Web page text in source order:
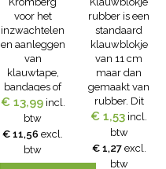
voor het
inzwachtelen
en aanleggen
van
klauwtape,
bandages of
beschermende
verbanden.
Afmeting:
4,5cm x 25m
€ 13,99 incl.
btw
€ 11,56 excl.
btw
rubber is een
standaard
klauwblokje
van 11 cm
maar dan
gemaakt van
rubber. Dit
rubberen
klauwblokje
dient voor
toepassing op
€ 1,53 incl.
btw
€ 1,27 excl.
btw